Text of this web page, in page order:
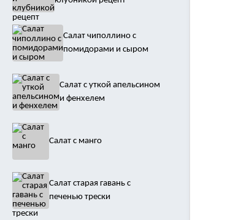
Салат чиполлино с
помидорами и сыром
Салат с уткой апельсином
и фенхелем
Салат с манго
Салат старая гавань с
печенью трески